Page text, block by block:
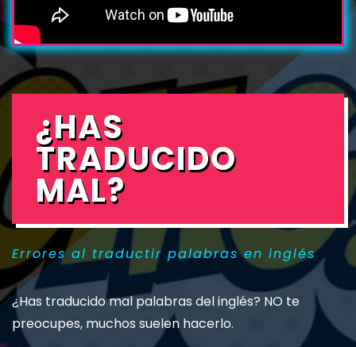
¿HAS
TRADUCIDO
MAL?
Errores al traductir palabras en inglés
¿Has traducido mal palabras del inglés? NO te
preocupes, muchos suelen hacerlo.